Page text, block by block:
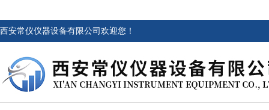
西安常仪仪器设备有限公司欢迎您！